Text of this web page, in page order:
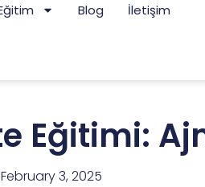
Blog İletişim
Eğitimi:
February 3, 2025